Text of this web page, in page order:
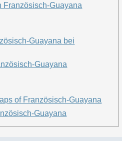
Französisch-Guayana
Guayana bei
Guayana
of Französisch-Guayana
Guayana